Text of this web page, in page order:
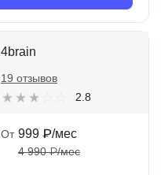
4brain
2.8
19 отзывов
От 999 ₽/мес
4 990 ₽/мес